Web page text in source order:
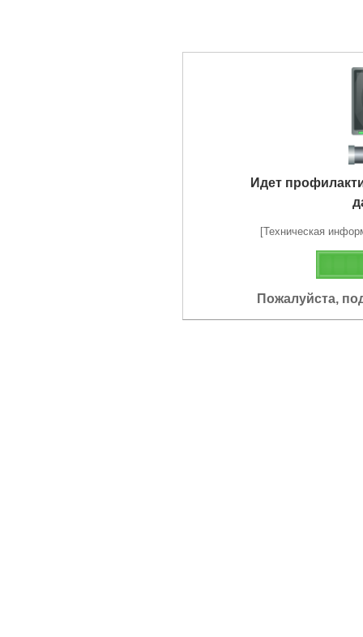
Идет
[Техническая
Пожалуйста,